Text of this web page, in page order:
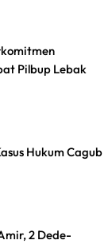
Pilbup Lebak
Hukum Cagub
2 Dede-